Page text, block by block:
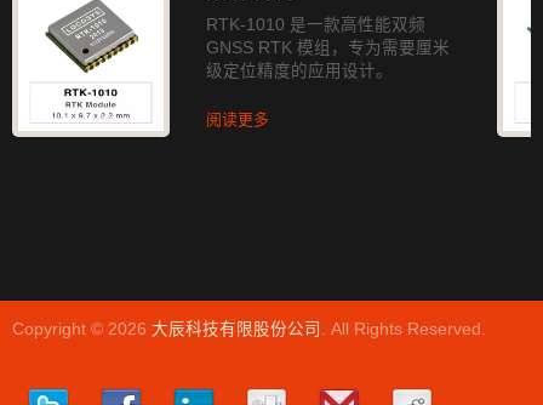
RTK-1010 是一款高性能双频
GNSS RTK 模组，专为需要厘米
级定位精度的应用设计。
阅读更多
Copyright © 2026 大辰科技有限股份公司 . All Rights Reserved.